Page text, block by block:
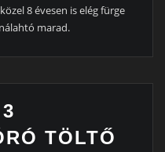
8 évesen is elég fürge
marad.
TÖLTŐ